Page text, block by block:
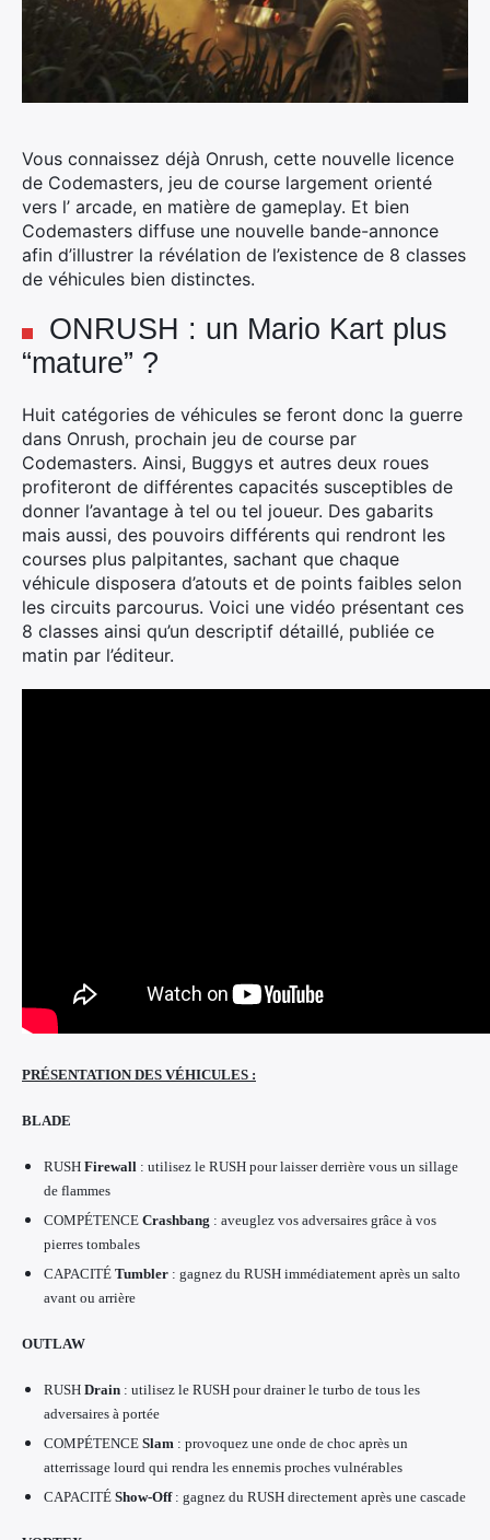
Vous connaissez déjà Onrush, cette nouvelle licence
de Codemasters, jeu de course largement orienté
vers l’ arcade, en matière de gameplay. Et bien
Codemasters diffuse une nouvelle bande-annonce
afin d’illustrer la révélation de l’existence de 8 classes
de véhicules bien distinctes.
ONRUSH : un Mario Kart plus
“mature” ?
Huit catégories de véhicules se feront donc la guerre
dans Onrush, prochain jeu de course par
Codemasters. Ainsi, Buggys et autres deux roues
profiteront de différentes capacités susceptibles de
donner l’avantage à tel ou tel joueur. Des gabarits
mais aussi, des pouvoirs différents qui rendront les
courses plus palpitantes, sachant que chaque
véhicule disposera d’atouts et de points faibles selon
les circuits parcourus. Voici une vidéo présentant ces
8 classes ainsi qu’un descriptif détaillé, publiée ce
matin par l’éditeur.
PRÉSENTATION DES VÉHICULES :
BLADE
RUSH Firewall : utilisez le RUSH pour laisser derrière vous un sillage
de flammes
COMPÉTENCE Crashbang : aveuglez vos adversaires grâce à vos
pierres tombales
CAPACITÉ Tumbler : gagnez du RUSH immédiatement après un salto
avant ou arrière
OUTLAW
RUSH Drain : utilisez le RUSH pour drainer le turbo de tous les
adversaires à portée
COMPÉTENCE Slam : provoquez une onde de choc après un
atterrissage lourd qui rendra les ennemis proches vulnérables
CAPACITÉ Show-Off : gagnez du RUSH directement après une cascade